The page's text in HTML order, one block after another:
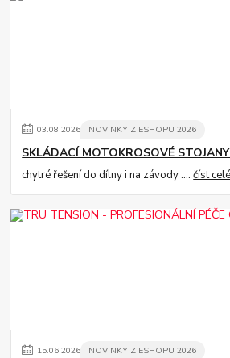
03.08.2026 NOVINKY Z ESHOPU 2026
SKLÁDACÍ MOTOKROSOVÉ
chytré řešení do dílny i na závody ....číst celé
15.06.2026 NOVINKY Z ESHOPU 2026